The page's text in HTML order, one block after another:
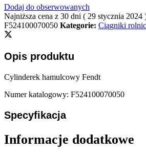
Dodaj do obserwowanych
Najniższa cena z 30 dni ( 29 stycznia 2024
F524100070050 Kategorie: Ciągniki
Opis produktu
Cylinderek hamulcowy Fendt
Numer katalogowy: F524100070050
Specyfikacja
Informacje dodatkowe